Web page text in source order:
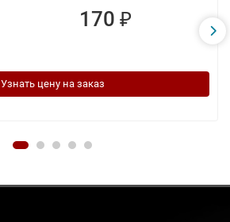
170 ₽
Узнать цену на заказ